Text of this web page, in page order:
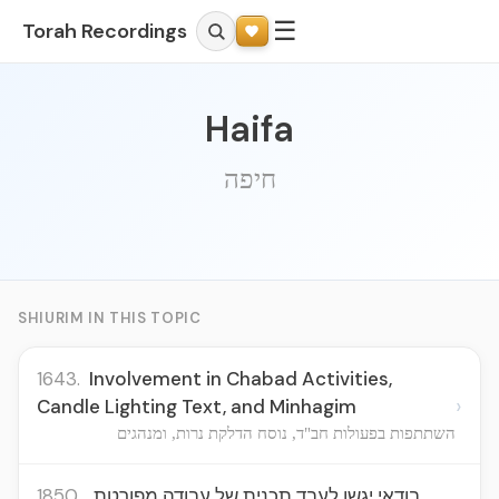
Torah Recordings ☰
Haifa
חיפה
SHIURIM IN THIS TOPIC
1643. Involvement in Chabad Activities,
Candle Lighting Text, and Minhagim
השתתפות בפעולות חב"ד, נוסח הדלקת נרות, ומנהגים
›